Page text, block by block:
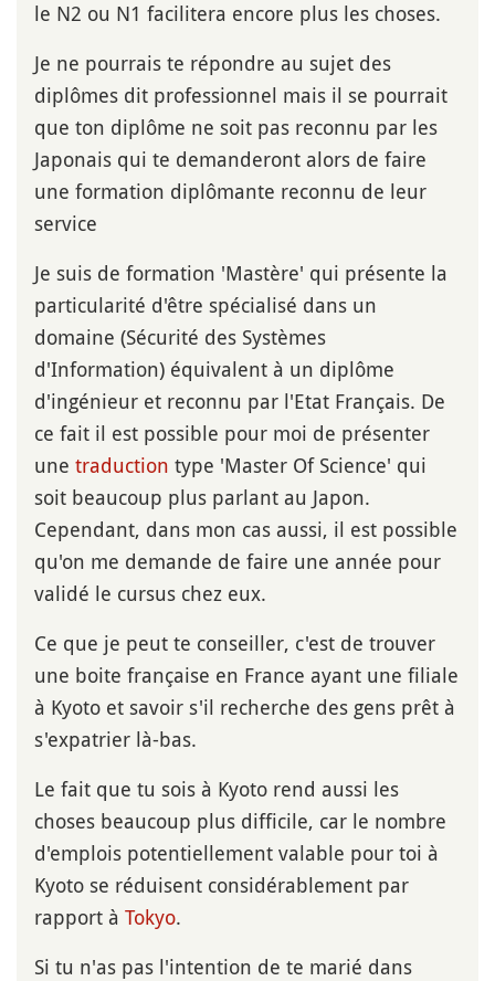
le N2 ou N1 facilitera encore plus les choses.
Je ne pourrais te répondre au sujet des
diplômes dit professionnel mais il se pourrait
que ton diplôme ne soit pas reconnu par les
Japonais qui te demanderont alors de faire
une formation diplômante reconnu de leur
service
Je suis de formation 'Mastère' qui présente la
particularité d'être spécialisé dans un
domaine (Sécurité des Systèmes
d'Information) équivalent à un diplôme
d'ingénieur et reconnu par l'Etat Français. De
ce fait il est possible pour moi de présenter
une traduction type 'Master Of Science' qui
soit beaucoup plus parlant au Japon.
Cependant, dans mon cas aussi, il est possible
qu'on me demande de faire une année pour
validé le cursus chez eux.
Ce que je peut te conseiller, c'est de trouver
une boite française en France ayant une filiale
à Kyoto et savoir s'il recherche des gens prêt à
s'expatrier là-bas.
Le fait que tu sois à Kyoto rend aussi les
choses beaucoup plus difficile, car le nombre
d'emplois potentiellement valable pour toi à
Kyoto se réduisent considérablement par
rapport à Tokyo.
Si tu n'as pas l'intention de te marié dans